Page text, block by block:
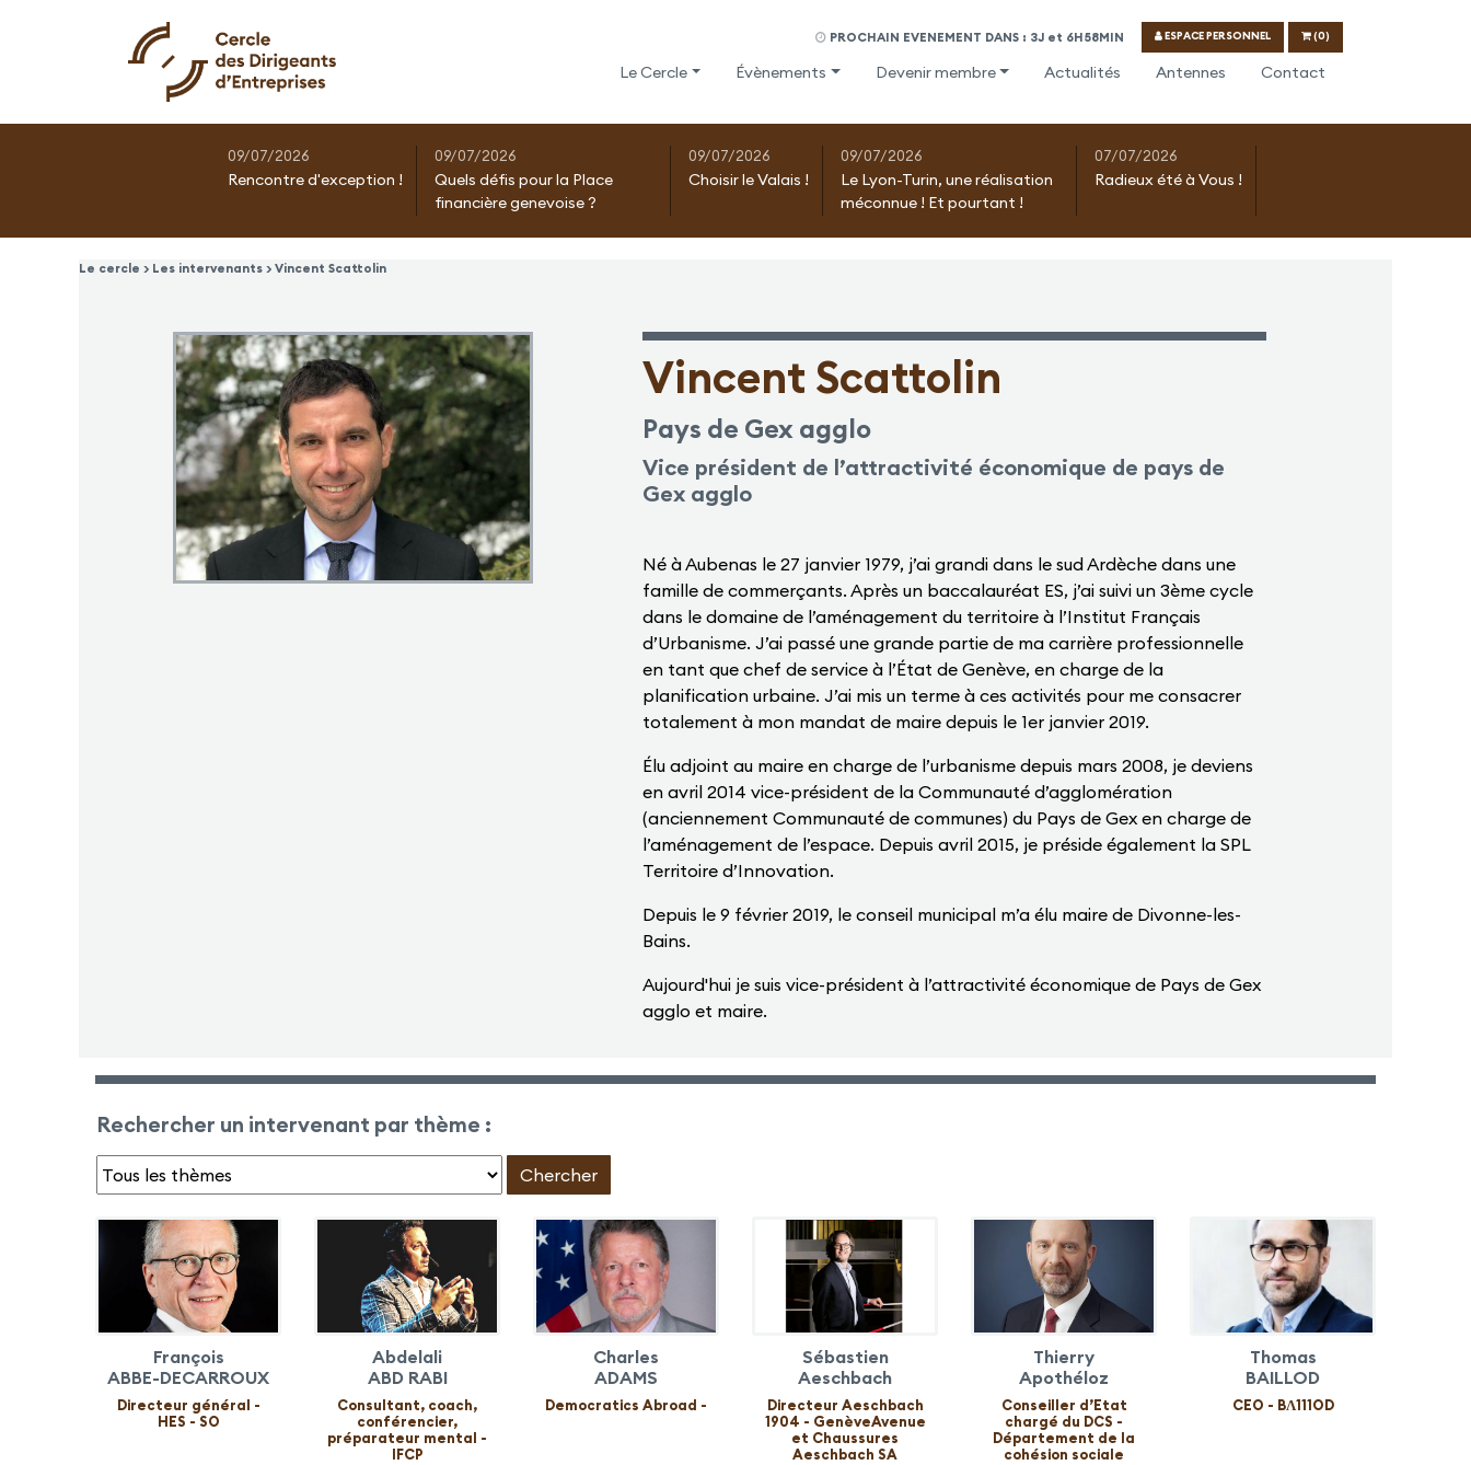
PROCHAIN EVENEMENT DANS : 3J et 6H58MIN ESPACE PERSONNEL (0)
Le Cercle Évènements Devenir membre Actualités Antennes Contact
09/07/2026
Rencontre d'exception !
09/07/2026
Quels défis pour la Place
financière genevoise ?
09/07/2026
Choisir le Valais !
09/07/2026
Le Lyon-Turin, une réalisation
méconnue ! Et pourtant !
07/07/2026
Radieux été à Vous !
Le cercle > Les intervenants > Vincent Scattolin
Vincent Scattolin
Pays de Gex agglo
Vice président de l’attractivité économique de pays de
Gex agglo
Né à Aubenas le 27 janvier 1979, j’ai grandi dans le sud Ardèche dans une
famille de commerçants. Après un baccalauréat ES, j’ai suivi un 3ème cycle
dans le domaine de l’aménagement du territoire à l’Institut Français
d’Urbanisme. J’ai passé une grande partie de ma carrière professionnelle
en tant que chef de service à l’État de Genève, en charge de la
planification urbaine. J’ai mis un terme à ces activités pour me consacrer
totalement à mon mandat de maire depuis le 1er janvier 2019.
Élu adjoint au maire en charge de l’urbanisme depuis mars 2008, je deviens
en avril 2014 vice-président de la Communauté d’agglomération
(anciennement Communauté de communes) du Pays de Gex en charge de
l’aménagement de l’espace. Depuis avril 2015, je préside également la SPL
Territoire d’Innovation.
Depuis le 9 février 2019, le conseil municipal m’a élu maire de Divonne-les-
Bains.
Aujourd'hui je suis vice-président à l’attractivité économique de Pays de Gex
agglo et maire.
Rechercher un intervenant par thème :
François
ABBE-DECARROUX
Directeur général -
HES - SO
Abdelali
ABD RABI
Consultant, coach,
conférencier,
préparateur mental -
IFCP
Charles
ADAMS
Democratics Abroad -
Sébastien
Aeschbach
Directeur Aeschbach
1904 - GenèveAvenue
et Chaussures
Aeschbach SA
Thierry
Apothéloz
Conseiller d’Etat
chargé du DCS -
Département de la
cohésion sociale
Thomas
BAILLOD
CEO - BɅ111OD